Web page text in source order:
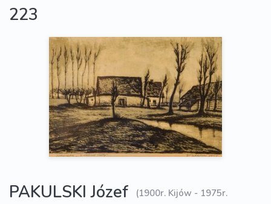
223
PAKULSKI Józef
(1900r. Kijów - 1975r.